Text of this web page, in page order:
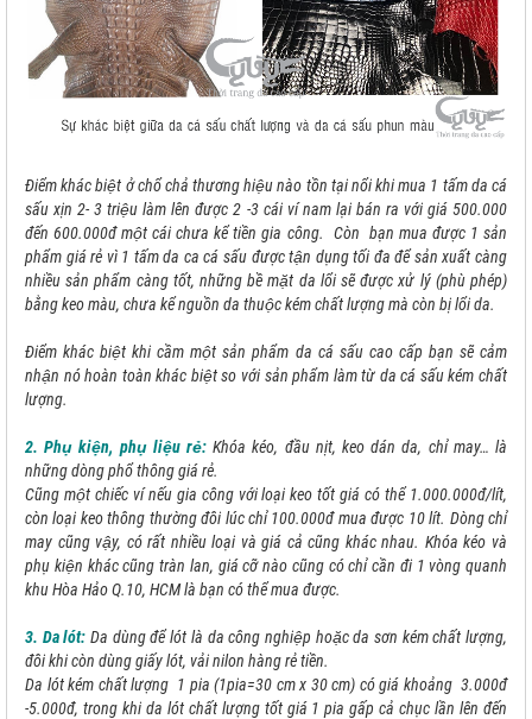
Điểm khác biệt ở chổ chả thương hiệu nào tồn tại nổi khi mua 1 tấm da cá
sấu xịn 2- 3 triệu làm lên được 2 -3 cái ví nam lại bán ra với giá 500.000
đến 600.000đ một cái chưa kể tiền gia công. Còn bạn mua được 1 sản
phẩm giá rẻ vì 1 tấm da ca cá sấu được tận dụng tối đa để sản xuất càng
nhiều sản phẩm càng tốt, những bề mặt da lổi sẽ được xử lý (phù phép)
bằng keo màu, chưa kể nguồn da thuộc kém chất lượng mà còn bị lổi da.
Điểm khác biệt khi cầm một sản phẩm da cá sấu cao cấp bạn sẽ cảm
nhận nó hoàn toàn khác biệt so với sản phẩm làm từ da cá sấu kém chất
lượng.
2. Phụ kiện, phụ liệu rẻ: Khóa kéo, đầu nịt, keo dán da, chỉ may… là
những dòng phổ thông giá rẻ.
Cũng một chiếc ví nếu gia công với loại keo tốt giá có thể 1.000.000đ/lít,
còn loại keo thông thường đôi lúc chỉ 100.000đ mua được 10 lít. Dòng chỉ
may cũng vậy, có rất nhiều loại và giá cả cũng khác nhau. Khóa kéo và
phụ kiện khác cũng tràn lan, giá cỡ nào cũng có chỉ cần đi 1 vòng quanh
khu Hòa Hảo Q.10, HCM là bạn có thể mua được.
3. Da lót:Da dùng để lót là da công nghiệp hoặc da sơn kém chất lượng,
đôi khi còn dùng giấy lót, vải nilon hàng rẻ tiền.
Da lót kém chất lượng 1 pia (1pia=30 cm x 30 cm) có giá khoảng 3.000đ
-5.000đ, trong khi da lót chất lượng tốt giá 1 pia gấp cả chục lần lên đến